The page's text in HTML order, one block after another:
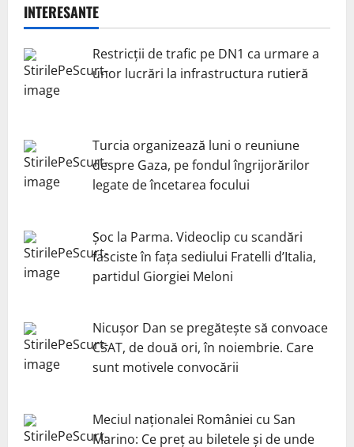
INTERESANTE
Restricții de trafic pe DN1 ca urmare a
unor lucrări la infrastructura rutieră
Turcia organizează luni o reuniune
despre Gaza, pe fondul îngrijorărilor
legate de încetarea focului
Șoc la Parma. Videoclip cu scandări
fasciste în fața sediului Fratelli d’Italia,
partidul Giorgiei Meloni
Nicuşor Dan se pregăteşte să convoace
CSAT, de două ori, în noiembrie. Care
sunt motivele convocării
Meciul naționalei României cu San
Marino: Ce preț au biletele și de unde